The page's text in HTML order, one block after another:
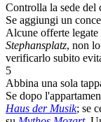
Controlla la sede del
Se aggiungi un
Alcune offerte legate
Stephansplatz, non
verificarlo subito
5
Abbina una sola
Se dopo
Haus der Musik; se